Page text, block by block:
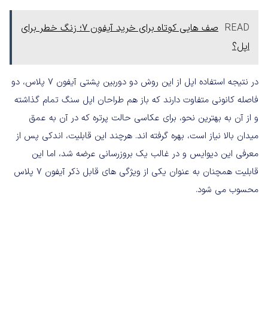
READ
صف هایی کوتاه برای خرید آیفون 7؛ زنگ خطر برای
اپل؟
در نتیجه استفاده اپل از این روش دو دوربین پشتی آیفون 7 پلاس، دو
فاصله کانونی متفاوت دارند که باز هم طراحان اپل سنگ تمام گذاشته
و از آن به بهترین نحو، برای عکاسی حالت پرتره که در آن به عمق
میدان بالا نیاز است، بهره گرفته اند. هرچند این قابلیت، اندکی پس از
معرفی این دیوایس و در غالب یک بروزرسانی عرضه شد، اما این
قابلیت همچنان به عنوان یکی از ویژگی های قابل ذکر آیفون 7 پلاس
محسوب می شود.